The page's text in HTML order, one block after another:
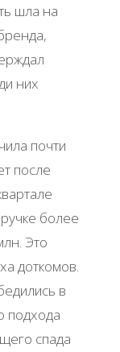
шла на
них
почти
после
более
Это
доткомов.
в
подхода
спада